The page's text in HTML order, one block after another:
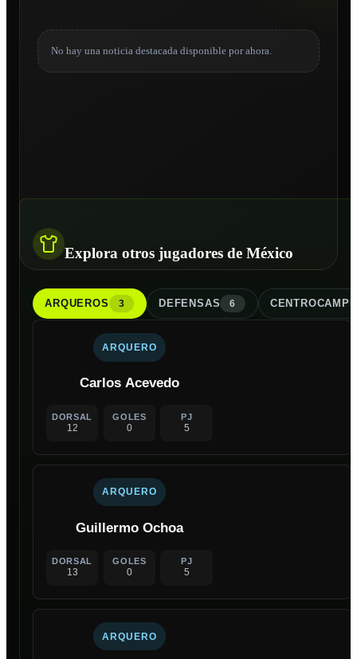
No hay una noticia destacada disponible por ahora.
Explora otros jugadores de México
ARQUEROS 3 DEFENSAS 6
ARQUERO
Carlos Acevedo
DORSAL
12
GOLES
0
PJ
5
ARQUERO
Guillermo Ochoa
DORSAL
13
GOLES
0
PJ
5
ARQUERO